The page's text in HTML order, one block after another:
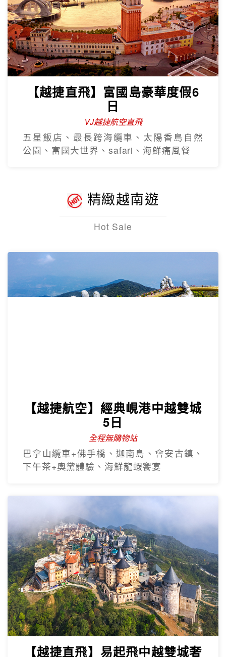
【越捷直飛】富國島豪華度假6
日
VJ越捷航空直飛
五星飯店、最長跨海纜車、太陽香島自然
公園、富國大世界、safari、海鮮痛風餐
精緻越南遊
Hot Sale
【越捷航空】經典峴港中越雙城
5日
全程無購物站
巴拿山纜車+佛手橋、迦南島、會安古鎮、
下午茶+奧黛體驗、海鮮龍蝦饗宴
【越捷直飛】易起飛中越雙城奢